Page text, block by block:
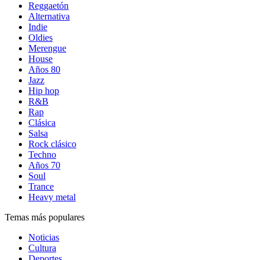
Reggaetón
Alternativa
Indie
Oldies
Merengue
House
Años 80
Jazz
Hip hop
R&B
Rap
Clásica
Salsa
Rock clásico
Techno
Años 70
Soul
Trance
Heavy metal
Temas más populares
Noticias
Cultura